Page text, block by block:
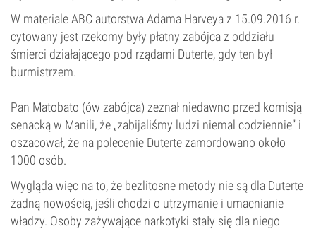
W materiale ABC autorstwa Adama Harveya z 15.09.2016 r.
cytowany jest rzekomy były płatny zabójca z oddziału
śmierci działającego pod rządami Duterte, gdy ten był
burmistrzem.
Pan Matobato (ów zabójca) zeznał niedawno przed komisją
senacką w Manili, że „zabijaliśmy ludzi niemal codziennie” i
oszacował, że na polecenie Duterte zamordowano około
1000 osób.
Wygląda więc na to, że bezlitosne metody nie są dla Duterte
żadną nowością, jeśli chodzi o utrzymanie i umacnianie
władzy. Osoby zażywające narkotyki stały się dla niego